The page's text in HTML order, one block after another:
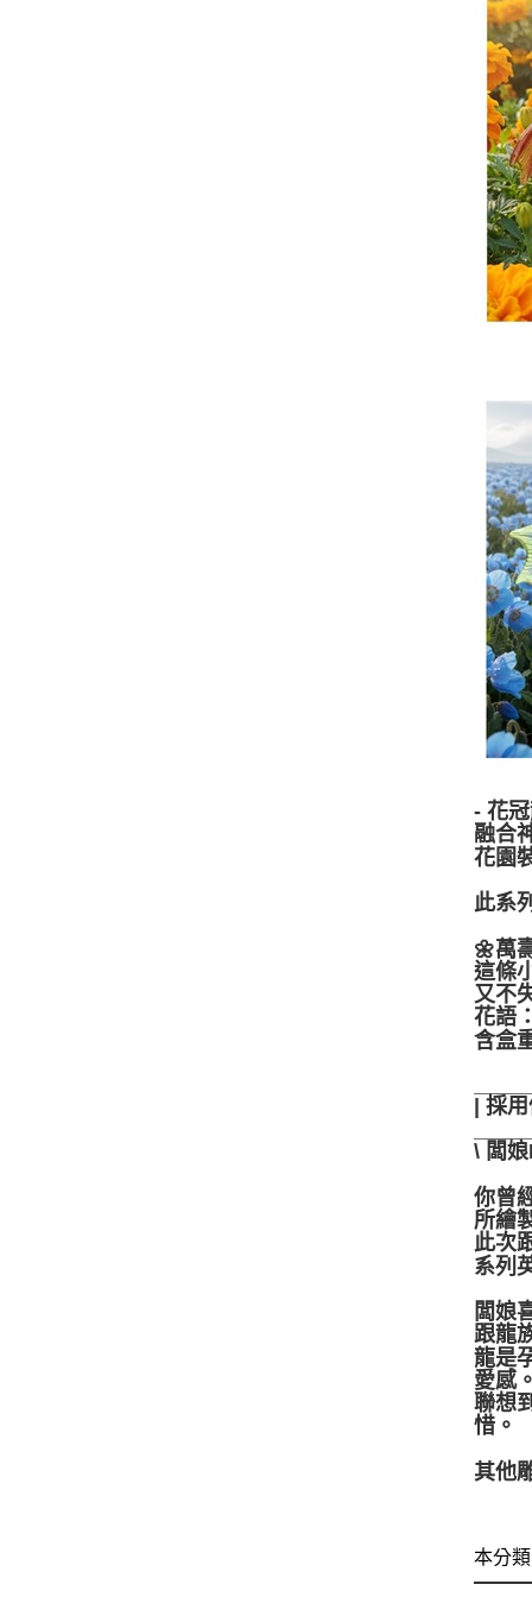
- 花
融合
花園
此系
🌼萬
這條
又不
花語
含盒
| 採
\ 闆
你曾
所繪
此次
系列
闆娘
跟龍
龍是
愛感
聯想
惜。
其他
本分